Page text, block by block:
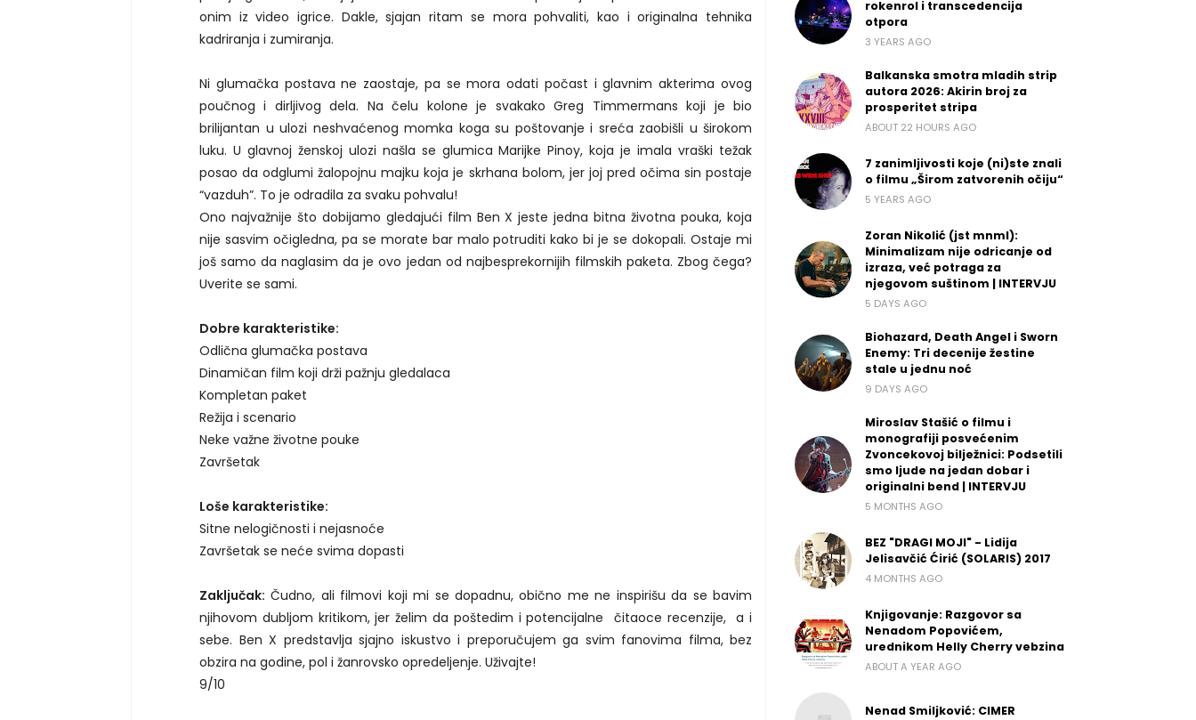
onim iz video igrice. Dakle, sjajan ritam se mora pohvaliti, kao i originalna tehnika
kadriranja i zumiranja.
Ni glumačka postava ne zaostaje, pa se mora odati počast i glavnim akterima ovog
poučnog i dirljivog dela. Na čelu kolone je svakako Greg Timmermans koji je bio
brilijantan u ulozi neshvaćenog momka koga su poštovanje i sreća zaobišli u širokom
luku. U glavnoj ženskoj ulozi našla se glumica Marijke Pinoy, koja je imala vraški težak
posao da odglumi žalopojnu majku koja je skrhana bolom, jer joj pred očima sin postaje
“vazduh”. To je odradila za svaku pohvalu!
Ono najvažnije što dobijamo gledajući film Ben X jeste jedna bitna životna pouka, koja
nije sasvim očigledna, pa se morate bar malo potruditi kako bi je se dokopali. Ostaje mi
još samo da naglasim da je ovo jedan od najbesprekornijih filmskih paketa. Zbog čega?
Uverite se sami.
Dobre karakteristike:
Odlična glumačka postava
Dinamičan film koji drži pažnju gledalaca
Kompletan paket
Režija i scenario
Neke važne životne pouke
Završetak
Loše karakteristike:
Sitne nelogičnosti i nejasnoće
Završetak se neće svima dopasti
Zaključak: Čudno, ali filmovi koji mi se dopadnu, obično me ne inspirišu da se bavim
njihovom dubljom kritikom, jer želim da poštedim i potencijalne čitaoce recenzije, a i
sebe. Ben X predstavlja sjajno iskustvo i preporučujem ga svim fanovima filma, bez
obzira na godine, pol i žanrovsko opredeljenje. Uživajte!
9/10
rokenrol i transcedencija
otpora
3 YEARS AGO
Balkanska smotra mladih strip
autora 2026: Akirin broj za
prosperitet stripa
ABOUT 22 HOURS AGO
7 zanimljivosti koje (ni)ste znali
o filmu „Širom zatvorenih očiju“
5 YEARS AGO
Zoran Nikolić (jst mnml):
Minimalizam nije odricanje od
izraza, već potraga za
njegovom suštinom | INTERVJU
5 DAYS AGO
Biohazard, Death Angel i Sworn
Enemy: Tri decenije žestine
stale u jednu noć
9 DAYS AGO
Miroslav Stašić o filmu i
monografiji posvećenim
Zvoncekovoj bilježnici: Podsetili
smo ljude na jedan dobar i
originalni bend | INTERVJU
5 MONTHS AGO
BEZ "DRAGI MOJI" - Lidija
Jelisavčić Ćirić (SOLARIS) 2017
4 MONTHS AGO
Knjigovanje: Razgovor sa
Nenadom Popovićem,
urednikom Helly Cherry vebzina
ABOUT A YEAR AGO
Nenad Smiljković: CIMER